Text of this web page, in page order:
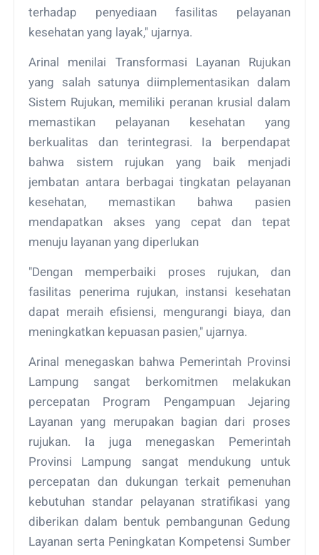
terhadap penyediaan fasilitas pelayanan
kesehatan yang layak," ujarnya.
Arinal menilai Transformasi Layanan Rujukan
yang salah satunya diimplementasikan dalam
Sistem Rujukan, memiliki peranan krusial dalam
memastikan pelayanan kesehatan yang
berkualitas dan terintegrasi. Ia berpendapat
bahwa sistem rujukan yang baik menjadi
jembatan antara berbagai tingkatan pelayanan
kesehatan, memastikan bahwa pasien
mendapatkan akses yang cepat dan tepat
menuju layanan yang diperlukan
"Dengan memperbaiki proses rujukan, dan
fasilitas penerima rujukan, instansi kesehatan
dapat meraih efisiensi, mengurangi biaya, dan
meningkatkan kepuasan pasien," ujarnya.
Arinal menegaskan bahwa Pemerintah Provinsi
Lampung sangat berkomitmen melakukan
percepatan Program Pengampuan Jejaring
Layanan yang merupakan bagian dari proses
rujukan. Ia juga menegaskan Pemerintah
Provinsi Lampung sangat mendukung untuk
percepatan dan dukungan terkait pemenuhan
kebutuhan standar pelayanan stratifikasi yang
diberikan dalam bentuk pembangunan Gedung
Layanan serta Peningkatan Kompetensi Sumber